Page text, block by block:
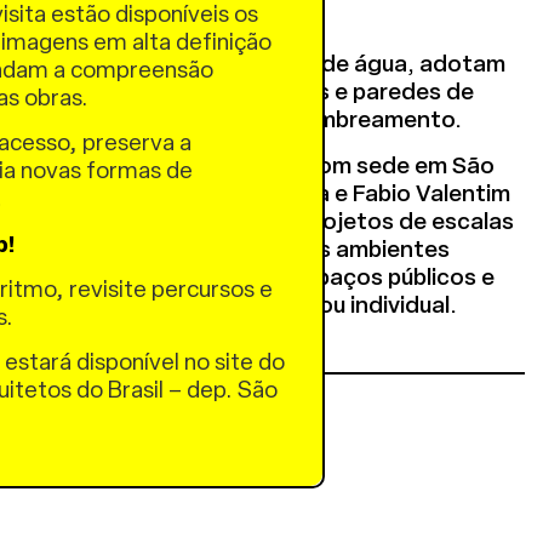
lavanderia e reservatório de água, adotam
tradicional com cores locais e paredes de
ventilação e sombreamento.
é um estúdio de arquitetura com sede em São
de Fernanda Barbara e Fabio Valentim
sua ação à arquitetura a projetos de escalas
forma de valorização dos ambientes
como a qualificação dos espaços públicos e
uma vida melhor, coletiva ou individual.
estão disponíveis os
em alta definição
a compreensão
obras.
preserva a
novas formas de
revisite percursos e
disponível no site do
do Brasil – dep. São